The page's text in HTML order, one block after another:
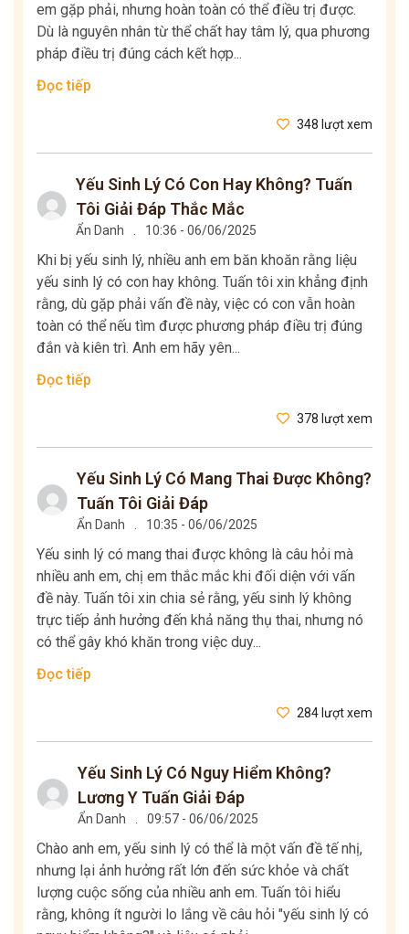
em gặp phải, nhưng hoàn toàn có thể điều trị được.
Dù là nguyên nhân từ thể chất hay tâm lý, qua phương
pháp điều trị đúng cách kết hợp...
Đọc tiếp
348 lượt xem
Yếu Sinh Lý Có Con Hay Không? Tuấn
Tôi Giải Đáp Thắc Mắc
Ẩn Danh 10:36 - 06/06/2025
Khi bị yếu sinh lý, nhiều anh em băn khoăn rằng liệu
yếu sinh lý có con hay không. Tuấn tôi xin khẳng định
rằng, dù gặp phải vấn đề này, việc có con vẫn hoàn
toàn có thể nếu tìm được phương pháp điều trị đúng
đắn và kiên trì. Anh em hãy yên...
Đọc tiếp
378 lượt xem
Yếu Sinh Lý Có Mang Thai Được Không?
Tuấn Tôi Giải Đáp
Ẩn Danh 10:35 - 06/06/2025
Yếu sinh lý có mang thai được không là câu hỏi mà
nhiều anh em, chị em thắc mắc khi đối diện với vấn
đề này. Tuấn tôi xin chia sẻ rằng, yếu sinh lý không
trực tiếp ảnh hưởng đến khả năng thụ thai, nhưng nó
có thể gây khó khăn trong việc duy...
Đọc tiếp
284 lượt xem
Yếu Sinh Lý Có Nguy Hiểm Không?
Lương Y Tuấn Giải Đáp
Ẩn Danh 09:57 - 06/06/2025
Chào anh em, yếu sinh lý có thể là một vấn đề tế nhị,
nhưng lại ảnh hưởng rất lớn đến sức khỏe và chất
lượng cuộc sống của nhiều anh em. Tuấn tôi hiểu
rằng, không ít người lo lắng về câu hỏi "yếu sinh lý có